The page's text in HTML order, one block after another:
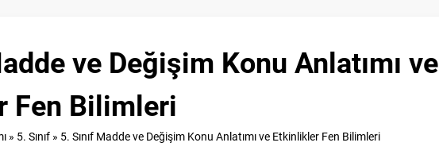
ve Değişim Konu Anlatımı ve
Fen Bilimleri
» 5. Sınıf » 5. Sınıf Madde ve Değişim Konu Anlatımı ve Etkinlikler Fen Bilimleri